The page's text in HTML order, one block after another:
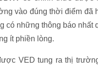
vào đúng thời điểm đã
có những thông báo nhất
ít phiền lòng.
VED tung ra thị